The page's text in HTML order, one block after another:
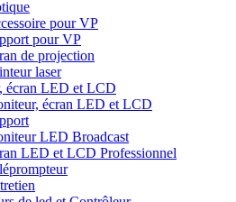
pour VP
pour VP
de projection
laser
écran LED et LCD
écran LED et LCD
LED Broadcast
LED et LCD Professionnel